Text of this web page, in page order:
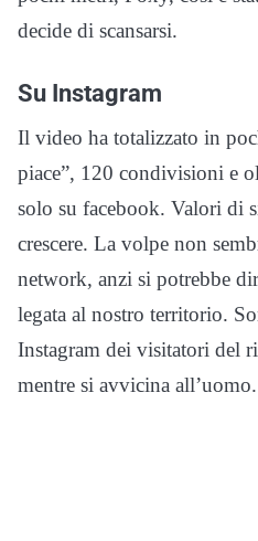
decide di scansarsi.
Su Instagram
Il video ha totalizzato in
piace”, 120 condivisioni e
solo su facebook. Valori di
crescere. La volpe non
network, anzi si potrebbe
legata al nostro territorio.
Instagram dei visitatori del
mentre si avvicina all’uomo.